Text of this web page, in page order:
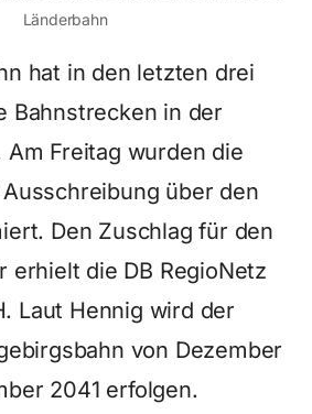
Länderbahn
hat in den letzten drei
Bahnstrecken in der
Am Freitag wurden die
über den
Den Zuschlag für den
erhielt die DB RegioNetz
Laut Hennig wird der
von Dezember
2041 erfolgen.